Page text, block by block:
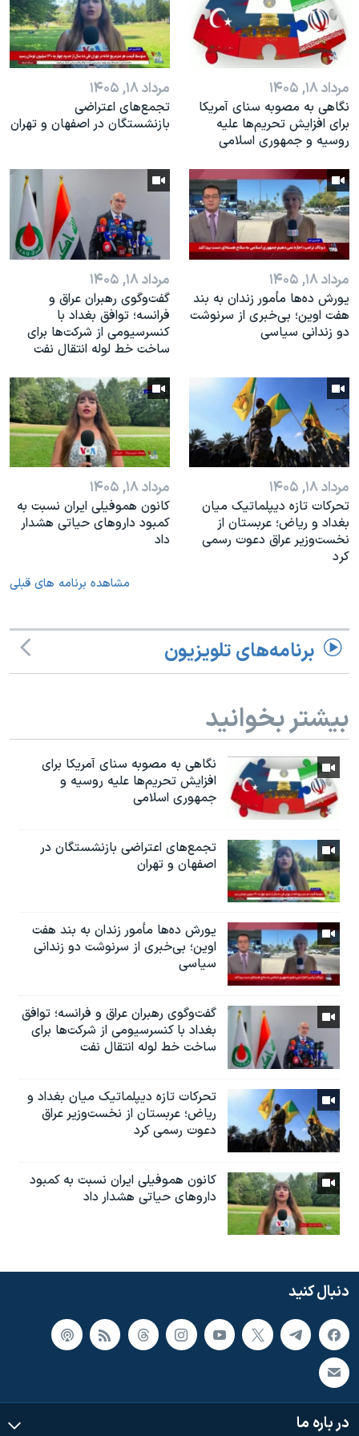
نرگس محمدی برنده جایزه نوبل صلح
همایش محافظه‌کاران آمریکا «سی‌پک»
صفحه‌های ویژه
سفر پرزیدنت ترامپ به چین
مرداد ۱۸, ۱۴۰۵
نگاهی به مصوبه سنای آمریکا
برای افزایش تحریم‌ها علیه
روسیه و جمهوری اسلامی
مرداد ۱۸, ۱۴۰۵
تجمع‌های اعتراضی
بازنشستگان در اصفهان و تهران
مرداد ۱۸, ۱۴۰۵
یورش ده‌ها مأمور زندان به بند
هفت اوین؛ بی‌خبری از سرنوشت
دو زندانی سیاسی
مرداد ۱۸, ۱۴۰۵
گفت‌وگوی رهبران عراق و
فرانسه؛ توافق بغداد با
کنسرسیومی از شرکت‌ها برای
ساخت خط لوله انتقال نفت
مرداد ۱۸, ۱۴۰۵
تحرکات تازه دیپلماتیک میان
بغداد و ریاض؛ عربستان از
نخست‌وزیر عراق دعوت رسمی
کرد
مرداد ۱۸, ۱۴۰۵
کانون هموفیلی ایران نسبت به
کمبود داروهای حیاتی هشدار
داد
مشاهده برنامه های قبلی
برنامه‌های تلویزیون
بیشتر بخوانید
نگاهی به مصوبه سنای آمریکا برای
افزایش تحریم‌ها علیه روسیه و
جمهوری اسلامی
تجمع‌های اعتراضی بازنشستگان در
اصفهان و تهران
یورش ده‌ها مأمور زندان به بند هفت
اوین؛ بی‌خبری از سرنوشت دو زندانی
سیاسی
گفت‌وگوی رهبران عراق و فرانسه؛ توافق
بغداد با کنسرسیومی از شرکت‌ها برای
ساخت خط لوله انتقال نفت
تحرکات تازه دیپلماتیک میان بغداد و
ریاض؛ عربستان از نخست‌وزیر عراق
دعوت رسمی کرد
کانون هموفیلی ایران نسبت به کمبود
داروهای حیاتی هشدار داد
دنبال کنید
در باره ما